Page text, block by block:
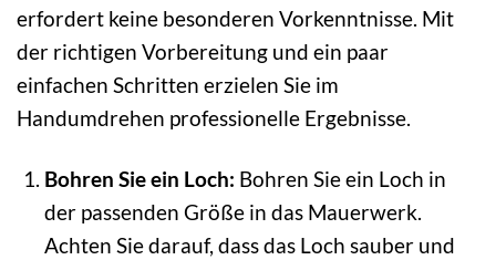
erfordert keine besonderen Vorkenntnisse. Mit
der richtigen Vorbereitung und ein paar
einfachen Schritten erzielen Sie im
Handumdrehen professionelle Ergebnisse.
Bohren Sie ein Loch: Bohren Sie ein Loch in
der passenden Größe in das Mauerwerk.
Achten Sie darauf, dass das Loch sauber und